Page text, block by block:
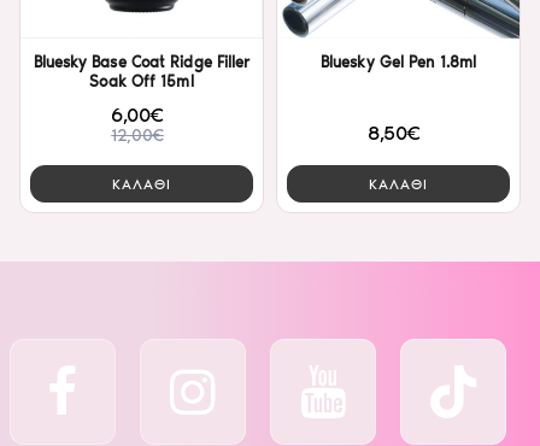
Bluesky Base Coat Ridge Filler
Soak Off 15ml
6,00€
12,00€
ΚΑΛΑΘΙ
Bluesky Gel Pen 1.8ml
8,50€
ΚΑΛΑΘΙ